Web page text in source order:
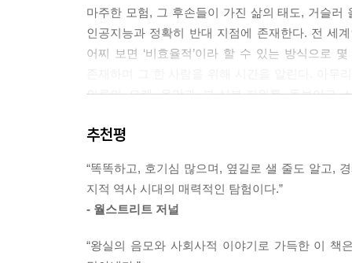
이 모든 초기 기계장치에서는 실험과 발견, 시행
---「59쪽, 기발한 장치들」중에서
---「89쪽, 시간은 흐르는 물과 같다」중에서
지금까지도 시계제작은 특별한 소수의 사람만이
문신이 있고, 노동 계급 출신의, ‘특별한’ 구석은
내가 수상쩍은 존 윌터 같은 인물이 그토록 매력
마주한 모험, 그 후손들이 가진 삶의 태도, 거슬
인공지능과 정확히 반대 지점에 존재한다. 전 세
어찌 보면 ‘비효율적’이라 할 수 있는 방식으로
인류의 오랜 욕망과 부·신분·지위를 돋보이
이러한 기계식 시계의 세계와 역사를 손끝에 만져
전장의 참호에서 손목시계를 만든 군인들,
라듐으로 숫자를 그리다 죽어간 여성들…
서로 맞물려 아로새겨진 인류와 시계의 시간
시계는 우아한 똑딱임 속에 인류가 거쳐온 사건
추천평
“똑똑하고, 호기심 많으며, 옆길로 샐 줄도 알고,
지적 역사 시대의 매력적인 탐험이다.”
- 월스트리트 저널
“왕실의 음모와 사회사적 이야기로 가득한 이